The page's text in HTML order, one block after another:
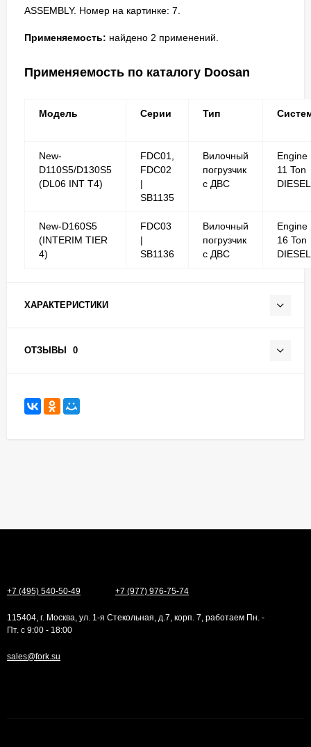
ASSEMBLY. Номер на картинке: 7.
Применяемость: найдено 2 применений.
Применяемость по каталогу Doosan
Модель Серии Тип
New-
D110S5/D130S5
(DL06 INT T4)
FDC01,
FDC02
|
SB1135
Вилочный
погрузчик
с ДВС
Engine
11 Ton
DIESEL
New-D160S5
(INTERIM TIER
4)
FDC03
|
SB1136
Вилочный
погрузчик
с ДВС
Engine
16 Ton
DIESEL
ХАРАКТЕРИСТИКИ
ОТЗЫВЫ 0
+7 (495) 540-50-49 +7 (977) 976-75-74
115404, г. Москва, ул. 1-я Стекольная, д.7, корп. 7, работаем Пн. -
Пт. с 9:00 - 18:00
sales@fork.su